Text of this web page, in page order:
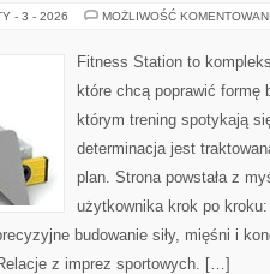
- 3 - 2026 MOŻLIWOŚĆ
Fitness Station to
które chcą poprawić formę
którym trening spotykają
determinacja jest
plan. Strona powstała z
użytkownika krok po
budowanie siły, mięśni i
z imprez sportowych. […]